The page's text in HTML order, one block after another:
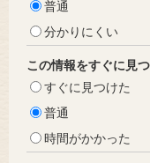
普通
分かりにくい
この情報をすぐに見
すぐに見つけた
普通
時間がかかった